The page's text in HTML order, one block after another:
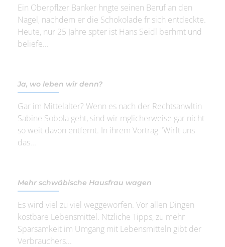
Ein Oberpflzer Banker hngte seinen Beruf an den
Nagel, nachdem er die Schokolade fr sich entdeckte.
Heute, nur 25 Jahre spter ist Hans Seidl berhmt und
beliefe...
Ja, wo leben wir denn?
Gar im Mittelalter? Wenn es nach der Rechtsanwltin
Sabine Sobola geht, sind wir mglicherweise gar nicht
so weit davon entfernt. In ihrem Vortrag "Wirft uns
das...
Mehr schwäbische Hausfrau wagen
Es wird viel zu viel weggeworfen. Vor allen Dingen
kostbare Lebensmittel. Ntzliche Tipps, zu mehr
Sparsamkeit im Umgang mit Lebensmitteln gibt der
Verbrauchers...